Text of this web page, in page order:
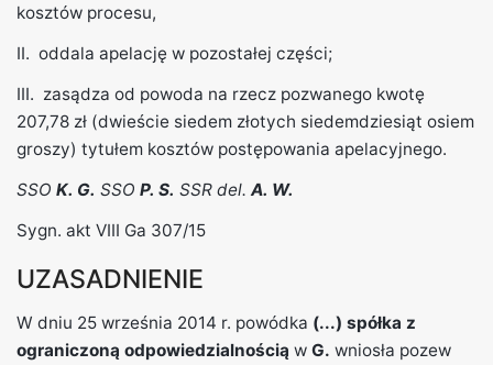
kosztów procesu,
II. oddala apelację w pozostałej części;
III. zasądza od powoda na rzecz pozwanego kwotę
207,78 zł (dwieście siedem złotych siedemdziesiąt osiem
groszy) tytułem kosztów postępowania apelacyjnego.
SSO K. G. SSO P. S. SSR del. A. W.
Sygn. akt VIII Ga 307/15
UZASADNIENIE
W dniu 25 września 2014 r. powódka (...) spółka z
ograniczoną odpowiedzialnością w G. wniosła pozew